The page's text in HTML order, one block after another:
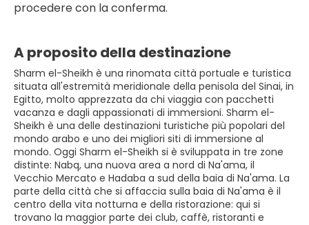
procedere con la conferma.
A proposito della destinazione
Sharm el-Sheikh è una rinomata città portuale e turistica
situata all'estremità meridionale della penisola del Sinai, in
Egitto, molto apprezzata da chi viaggia con pacchetti
vacanza e dagli appassionati di immersioni. Sharm el-
Sheikh è una delle destinazioni turistiche più popolari del
mondo arabo e uno dei migliori siti di immersione al
mondo. Oggi Sharm el-Sheikh si è sviluppata in tre zone
distinte: Nabq, una nuova area a nord di Na'ama, il
Vecchio Mercato e Hadaba a sud della baia di Na'ama. La
parte della città che si affaccia sulla baia di Na'ama è il
centro della vita notturna e della ristorazione: qui si
trovano la maggior parte dei club, caffè, ristoranti e